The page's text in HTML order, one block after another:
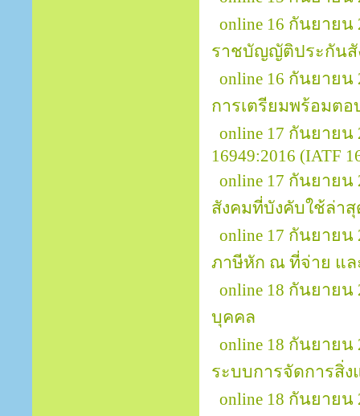
online 16 กันยาย
ราชบัญญัติประกันสั
online 16 กันยาย
การเตรียมพร้อมต
online 17 กันยาย
16949:2016 (IATF
online 17 กันยาย
สังคมที่บังคับใช้ล่าสุ
online 17 กันยาย
ภาษีหัก ณ ที่จ่าย แล
online 18 กันยาย
บุคคล
online 18 กันยายน
ระบบการจัดการสิ่ง
online 18 กันยายน